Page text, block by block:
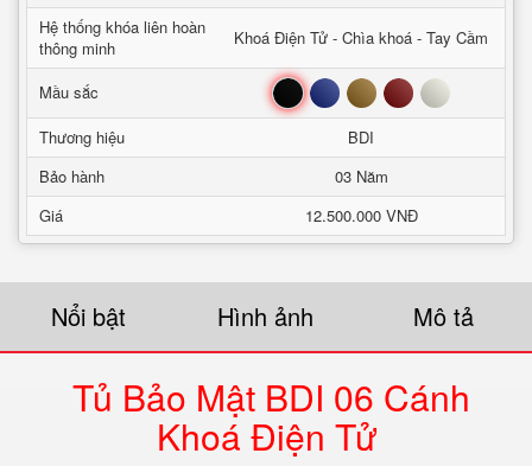
Hệ thống khóa liên hoàn
thông minh
Khoá Điện Tử - Chìa khoá - Tay Cầm
Mầu sắc Đen Xanh Nâu Đỏ Trắng
Thương hiệu
BDI
Bảo hành
03 Năm
Giá
12.500.000 VNĐ
Nổi bật Hình ảnh Mô tả
Tủ Bảo Mật BDI 06 Cánh
Khoá Điện Tử